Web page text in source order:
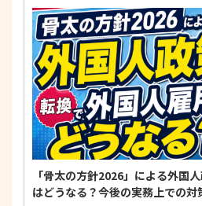
「骨太の方針2026」による外国
はどうなる？今後の実務上での